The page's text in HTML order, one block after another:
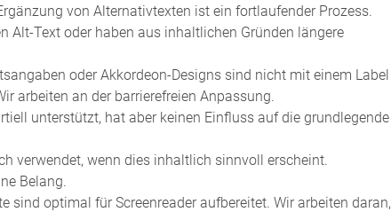
von Alternativtexten ist ein fortlaufender Prozess.
Alt-Text oder haben aus inhaltlichen Gründen längere
oder Akkordeon-Designs sind nicht mit einem Label
arbeiten an der barrierefreien Anpassung.
unterstützt, hat aber keinen Einfluss auf die grundlegende
verwendet, wenn dies inhaltlich sinnvoll erscheint.
Belang.
sind optimal für Screenreader aufbereitet. Wir arbeiten daran,